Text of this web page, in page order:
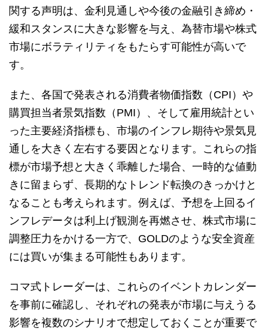
関する声明は、金利見通しや今後の金融引き締め・
緩和スタンスに大きな影響を与え、為替市場や株式
市場にボラティリティをもたらす可能性が高いで
す。
また、各国で発表される消費者物価指数（CPI）や
購買担当者景気指数（PMI）、そして雇用統計とい
った主要経済指標も、市場のインフレ期待や景気見
通しを大きく左右する要因となります。これらの指
標が市場予想と大きく乖離した場合、一時的な値動
きに留まらず、長期的なトレンド転換のきっかけと
なることも考えられます。例えば、予想を上回るイ
ンフレデータは利上げ観測を再燃させ、株式市場に
調整圧力をかける一方で、GOLDのような安全資産
には買いが集まる可能性もあります。
コマ式トレーダーは、これらのイベントカレンダー
を事前に確認し、それぞれの発表が市場に与えうる
影響を複数のシナリオで想定しておくことが重要で